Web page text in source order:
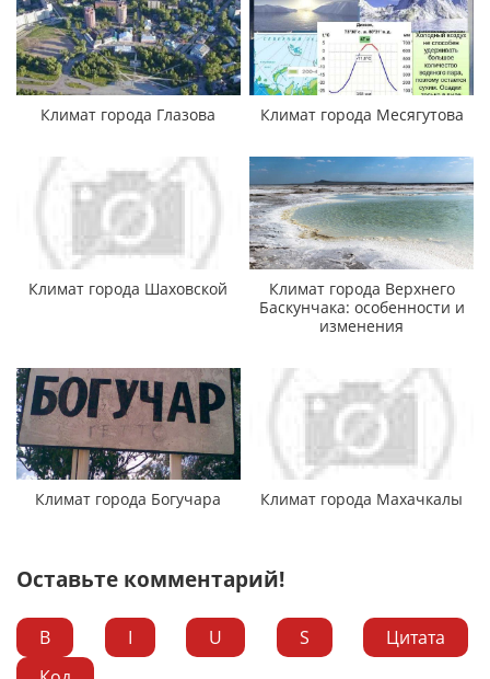
Климат города Глазова Климат города Месягутова
Климат города Шаховской
Климат города Верхнего
Баскунчака: особенности и
изменения
Климат города Богучара Климат города Махачкалы
Оставьте комментарий!
B I U S
Цитата